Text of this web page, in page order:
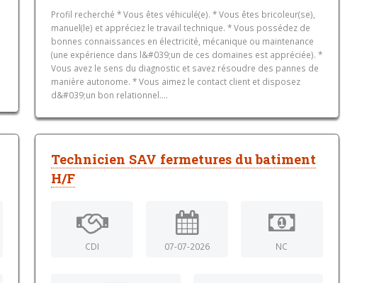
Profil recherché * Vous êtes véhiculé(e). * Vous êtes bricoleur(se),
manuel(le) et appréciez le travail technique. * Vous possédez de
bonnes connaissances en électricité, mécanique ou maintenance
(une expérience dans l&#039;un de ces domaines est appréciée). *
Vous avez le sens du diagnostic et savez résoudre des pannes de
manière autonome. * Vous aimez le contact client et disposez
d&#039;un bon relationnel....
Technicien SAV fermetures du batiment
H/F
CDI 07-07-2026 NC